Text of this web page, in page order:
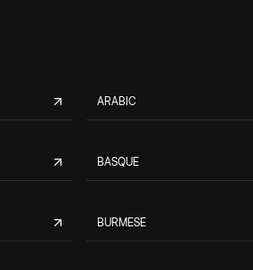
ARABIC
BASQUE
BURMESE